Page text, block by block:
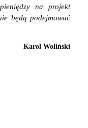
na projekt
będą podejmować
Karol Woliński